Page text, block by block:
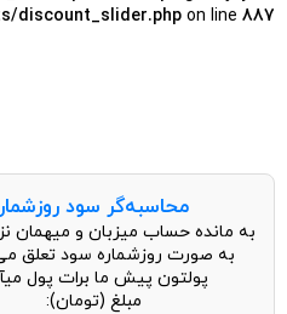
discount_slider.php on line 887
محاسبه‌گر سود روزشمار
به مانده حساب میزبان و میهمان
به صورت روزشماره سود تعلق
پولتون پیش ما برات پول
مبلغ (تومان):